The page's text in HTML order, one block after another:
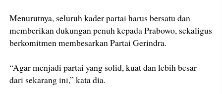
Menurutnya, seluruh kader partai harus bersatu dan
memberikan dukungan penuh kepada Prabowo, sekaligus
berkomitmen membesarkan Partai Gerindra.
“Agar menjadi partai yang solid, kuat dan lebih besar
dari sekarang ini,” kata dia.